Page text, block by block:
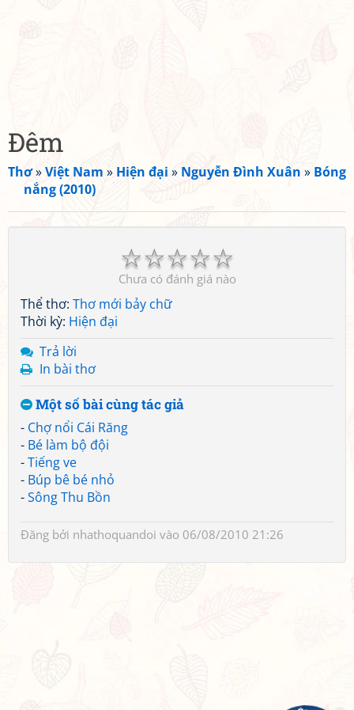
Đêm
Thơ»Việt Nam » Hiện đại » Nguyễn Đình Xuân » Bóng
nắng (2010)
☆
☆
☆
☆
☆
Chưa có đánh giá nào
Thể thơ: Thơ mới bảy chữ
Thời kỳ: Hiện đại
Trả lời
In bài thơ
Một số bài cùng tác giả
- Chợ nổi Cái Răng
- Bé làm bộ đội
-Tiếng ve
- Búp bê bé nhỏ
-Sông Thu Bồn
Đăng bởi nhathoquandoi vào 06/08/2010 21:26